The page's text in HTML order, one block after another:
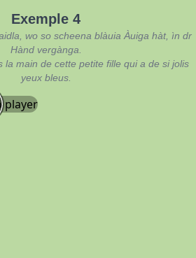
Exemple 4
wo so scheena blàuia Àuiga hàt, ìn dr
Hànd vergànga.
la main de cette petite fille qui a de si jolis
yeux bleus.